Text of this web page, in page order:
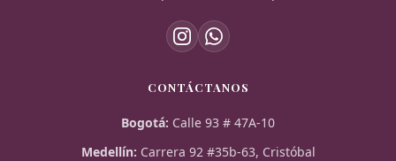
CONTÁCTANOS
Bogotá: Calle 93 # 47A-10
Medellín: Carrera 92 #35b-63, Cristóbal